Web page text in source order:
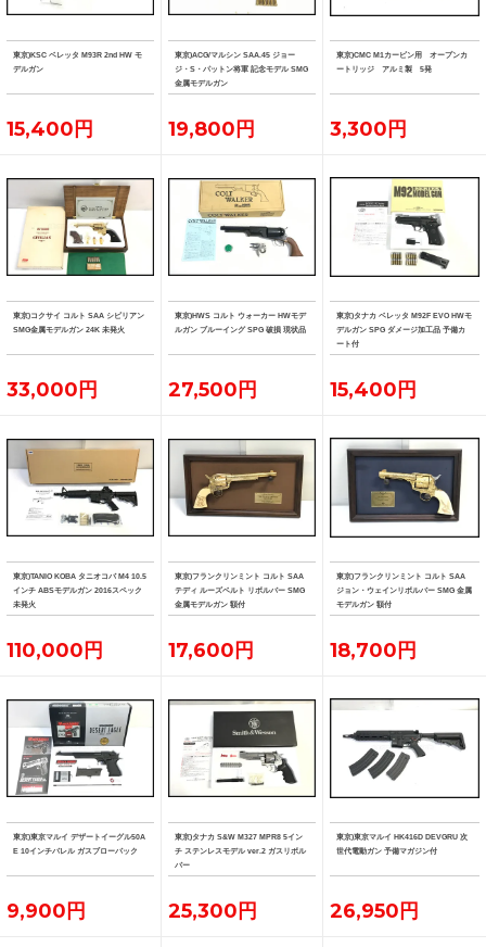
東京)KSC ベレッタ M93R 2nd HW モ
デルガン
15,400円
東京)ACG/マルシン SAA.45 ジョー
ジ・S・パットン将軍 記念モデル SMG
金属モデルガン
19,800円
東京)CMC M1カービン用 オープンカ
ートリッジ アルミ製 5発
3,300円
東京)コクサイ コルト SAA シビリアン
SMG金属モデルガン 24K 未発火
33,000円
東京)HWS コルト ウォーカー HWモデ
ルガン ブルーイング SPG 破損 現状品
27,500円
東京)タナカ ベレッタ M92F EVO HWモ
デルガン SPG ダメージ加工品 予備カ
ート付
15,400円
東京)TANIO KOBA タニオコバ M4 10.5
インチ ABSモデルガン 2016スペック
未発火
110,000円
東京)フランクリンミント コルト SAA
テディ ルーズベルト リボルバー SMG
金属モデルガン 額付
17,600円
東京)フランクリンミント コルト SAA
ジョン・ウェインリボルバー SMG 金属
モデルガン 額付
18,700円
東京)東京マルイ デザートイーグル50A
E 10インチバレル ガスブローバック
9,900円
東京)タナカ S&W M327 MPR8 5イン
チ ステンレスモデル ver.2 ガスリボル
バー
25,300円
東京)東京マルイ HK416D DEVGRU 次
世代電動ガン 予備マガジン付
26,950円